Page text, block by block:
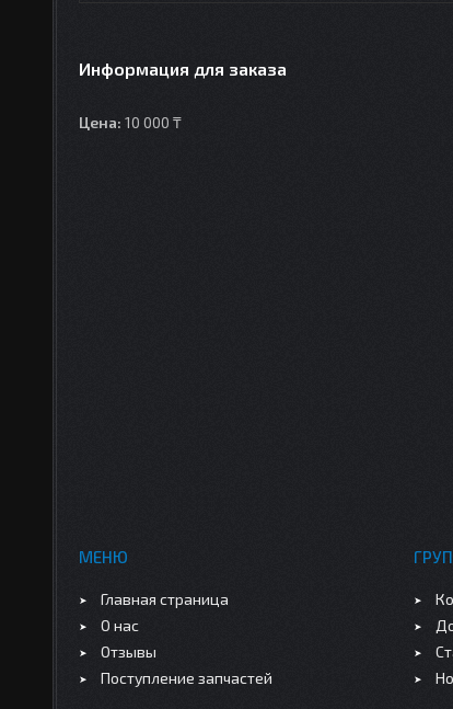
Информация для заказа
Цена: 10 000 ₸
МЕНЮ
Главная страница
О нас
Отзывы
Поступление запчастей